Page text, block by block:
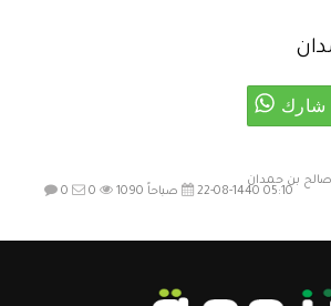
صالح بن حمدان
22-08-1440 05:10 صباحاً
0 0 1090